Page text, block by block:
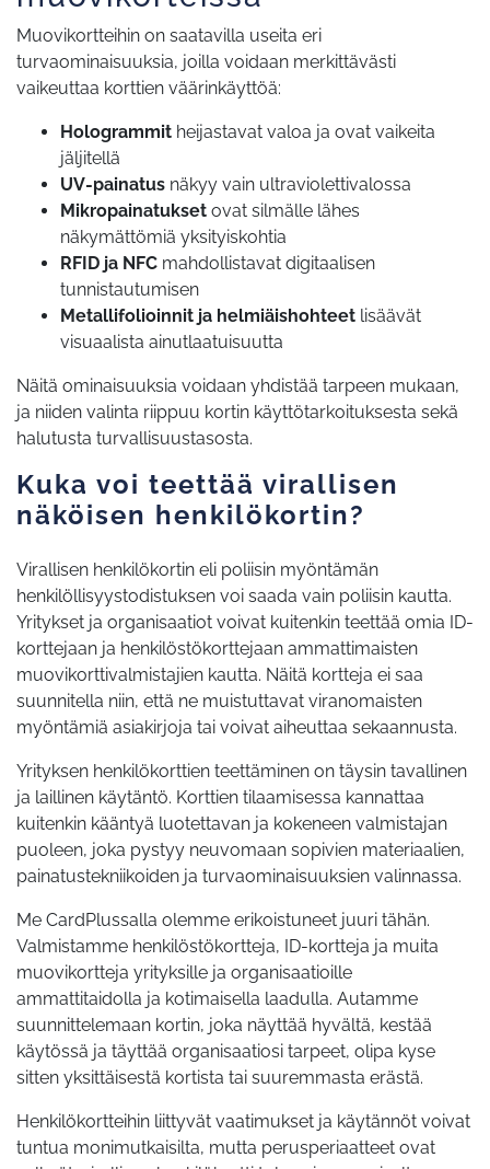
Muovikortteihin on saatavilla useita eri
turvaominaisuuksia, joilla voidaan merkittävästi
vaikeuttaa korttien väärinkäyttöä:
Hologrammit heijastavat valoa ja ovat vaikeita
jäljitellä
UV-painatus näkyy vain ultraviolettivalossa
Mikropainatukset ovat silmälle lähes
näkymättömiä yksityiskohtia
RFID ja NFC mahdollistavat digitaalisen
tunnistautumisen
Metallifolioinnit ja helmiäishohteet lisäävät
visuaalista ainutlaatuisuutta
Näitä ominaisuuksia voidaan yhdistää tarpeen mukaan,
ja niiden valinta riippuu kortin käyttötarkoituksesta sekä
halutusta turvallisuustasosta.
Kuka voi teettää virallisen
näköisen henkilökortin?
Virallisen henkilökortin eli poliisin myöntämän
henkilöllisyystodistuksen voi saada vain poliisin kautta.
Yritykset ja organisaatiot voivat kuitenkin teettää omia ID-
korttejaan ja henkilöstökorttejaan ammattimaisten
muovikorttivalmistajien kautta. Näitä kortteja ei saa
suunnitella niin, että ne muistuttavat viranomaisten
myöntämiä asiakirjoja tai voivat aiheuttaa sekaannusta.
Yrityksen henkilökorttien teettäminen on täysin tavallinen
ja laillinen käytäntö. Korttien tilaamisessa kannattaa
kuitenkin kääntyä luotettavan ja kokeneen valmistajan
puoleen, joka pystyy neuvomaan sopivien materiaalien,
painatustekniikoiden ja turvaominaisuuksien valinnassa.
Me CardPlussalla olemme erikoistuneet juuri tähän.
Valmistamme henkilöstökortteja, ID-kortteja ja muita
muovikortteja yrityksille ja organisaatioille
ammattitaidolla ja kotimaisella laadulla. Autamme
suunnittelemaan kortin, joka näyttää hyvältä, kestää
käytössä ja täyttää organisaatiosi tarpeet, olipa kyse
sitten yksittäisestä kortista tai suuremmasta erästä.
Henkilökortteihin liittyvät vaatimukset ja käytännöt voivat
tuntua monimutkaisilta, mutta perusperiaatteet ovat